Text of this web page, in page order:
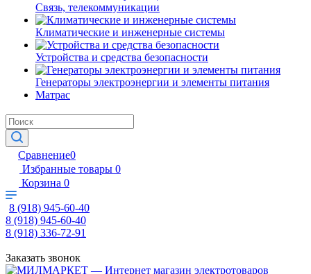
Связь, телекоммуникации
Климатические и инженерные системы
Устройства и средства безопасности
Генераторы электроэнергии и элементы питания
Матрас
Сравнение0
Избранные товары 0
Корзина 0
8 (918) 945-60-40
8 (918) 945-60-40
8 (918) 336-72-91
Заказать звонок